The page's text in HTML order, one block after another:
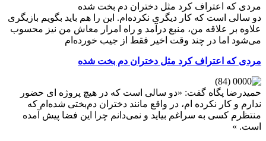
مردی که اعتراف کرد مثل دختران دم بخت شده‌
دو سالی است که کار دیگری نکرده‌ام. این را هم باید بگویم بازیگری
علاوه بر علاقه من، منبع درآمد و راه امرار معاش من نیز محسوب
می‌شود اما در چند وقت اخیر فقط از جیب خورده‌ام
مردی که اعتراف کرد مثل دختران دم بخت شده‌
حمیدرضا پگاه گفت: «دو سالی است که در هیچ پروژه ای حضور
ندارم و کار نکرده ام، در واقع مانند دختران دم‌بختی شده‌ام که
منتظرم کسی به سراغم بیاید و نمی‌دانم چرا این فضا پیش آمده
است. »